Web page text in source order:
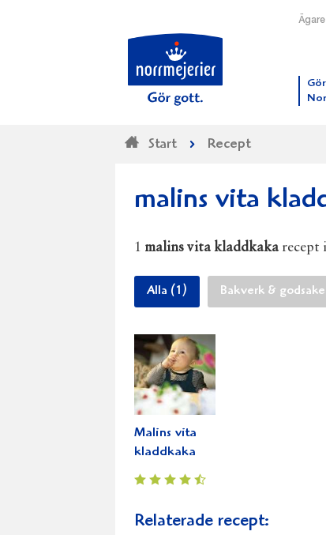
Ägare
Start Recept
malins vita
1 malins vita kladdkaka recept
Alla (1) Bakverk &
Malins vita
kladdkaka
Relaterade recept: